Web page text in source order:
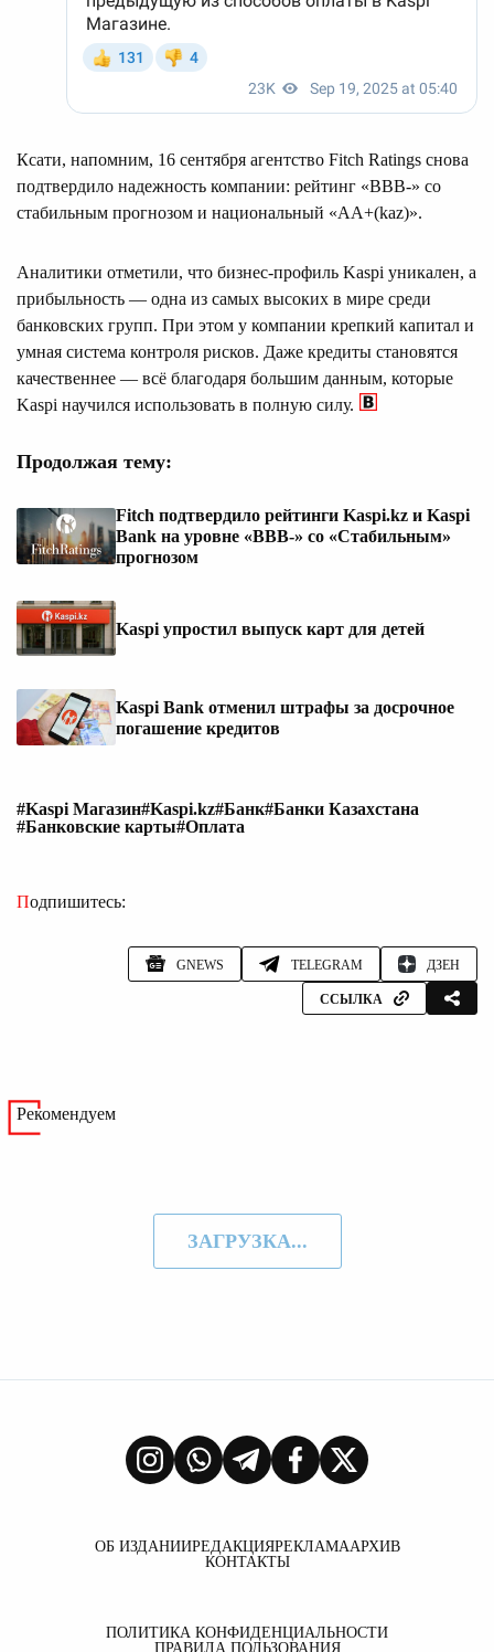
Ксати, напомним, 16 сентября агентство Fitch Ratings снова
подтвердило надежность компании: рейтинг «BBB-» со
стабильным прогнозом и национальный «AA+(kaz)».
Аналитики отметили, что бизнес-профиль Kaspi уникален, а
прибыльность — одна из самых высоких в мире среди
банковских групп. При этом у компании крепкий капитал и
умная система контроля рисков. Даже кредиты становятся
качественнее — всё благодаря большим данным, которые
Kaspi научился использовать в полную силу.
Продолжая тему:
Fitch подтвердило рейтинги Kaspi.kz и Kaspi
Bank на уровне «BBB-» со «Стабильным»
прогнозом
Kaspi упростил выпуск карт для детей
Kaspi Bank отменил штрафы за досрочное
погашение кредитов
#Kaspi Магазин#Kaspi.kz#Банк#Банки Казахстана
#Банковские карты#Оплата
Подпишитесь:
GNEWS TELEGRAM ДЗЕН
ССЫЛКА
Рекомендуем
ЗАГРУЗКА...
ОБ ИЗДАНИИРЕДАКЦИЯРЕКЛАМААРХИВ
КОНТАКТЫ
ПОЛИТИКА КОНФИДЕНЦИАЛЬНОСТИ
ПРАВИЛА ПОЛЬЗОВАНИЯ